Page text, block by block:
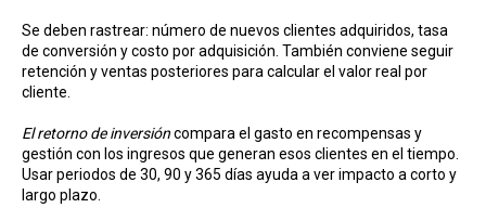
Se deben rastrear: número de nuevos clientes adquiridos, tasa
de conversión y costo por adquisición. También conviene seguir
retención y ventas posteriores para calcular el valor real por
cliente.
El retorno de inver sióncompara el gasto en recompensas y
gestión con los ingresos que generan esos clientes en el tiempo.
Usar periodos de 30, 90 y 365 días ayuda a ver impacto a corto y
largo plazo.